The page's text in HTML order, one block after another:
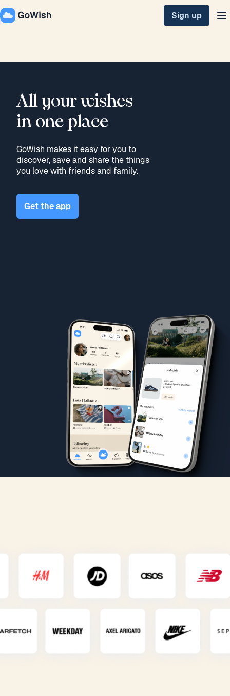
Sign up
All your wishes
in one place
GoWish makes it easy for you to
discover, save and share the things
you love with friends and family.
Get the app